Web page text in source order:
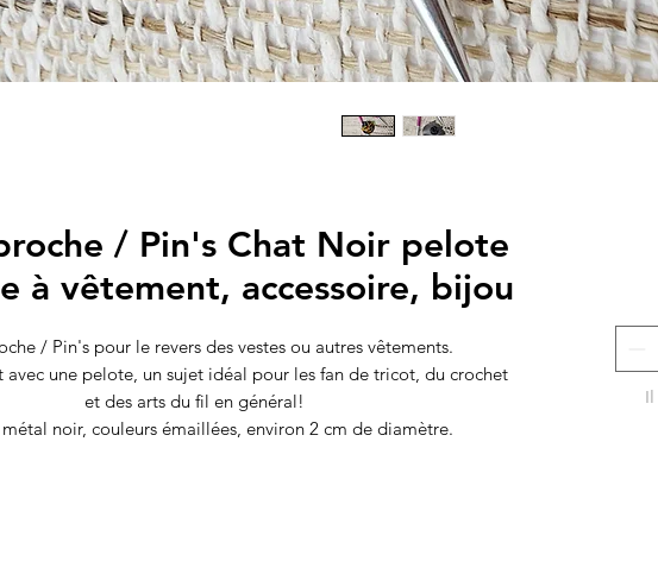
/ Pin's Chat Noir pelote
à vêtement, accessoire, bijou
/ Pin's pour le revers des vestes ou autres vêtements.
une pelote, un sujet idéal pour les fan de tricot, du crochet
et des arts du fil en général!
métal noir, couleurs émaillées, environ 2 cm de diamètre.